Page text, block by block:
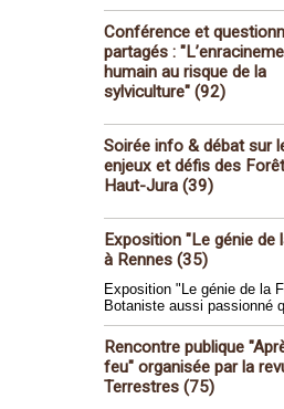
Conférence et
partagés :
humain au risque de la
sylviculture" (92)
Soirée info & débat sur
enjeux et défis des
Haut-Jura (39)
Exposition "Le génie de
à Rennes (35)
Exposition "Le génie de la
Botaniste aussi passionné
Rencontre publique
feu" organisée par la
Terrestres (75)